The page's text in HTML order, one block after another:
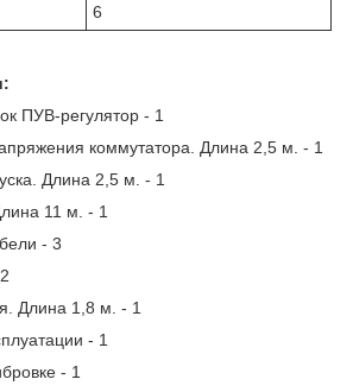
6
ПУВ-регулятор - 1
коммутатора. Длина 2,5 м. - 1
Длина 2,5 м. - 1
11 м. - 1
- 3
Длина 1,8 м. - 1
- 1
- 1